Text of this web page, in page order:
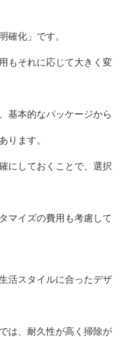
確化」です。
もそれに応じて大きく変
基本的なパッケージから
ります。
にしておくことで、選択
マイズの費用も考慮して
活スタイルに合ったデザ
は、耐久性が高く掃除が